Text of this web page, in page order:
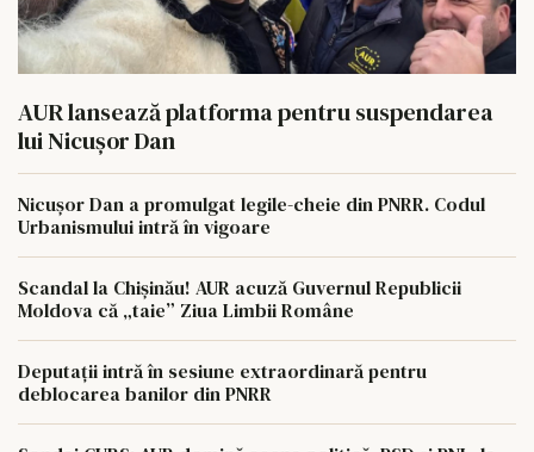
AUR lansează platforma pentru suspendarea
lui Nicușor Dan
Nicușor Dan a promulgat legile-cheie din PNRR. Codul
Urbanismului intră în vigoare
Scandal la Chișinău! AUR acuză Guvernul Republicii
Moldova că „taie” Ziua Limbii Române
Deputații intră în sesiune extraordinară pentru
deblocarea banilor din PNRR